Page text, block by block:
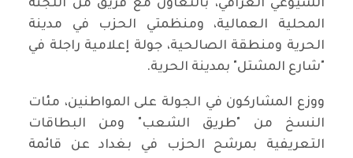
الشيوعي العراقي، بالتعاون مع فريق من اللجنة
المحلية العمالية، ومنظمتي الحزب في مدينة
الحرية ومنطقة الصالحية، جولة إعلامية راجلة في
"شارع المشتل" بمدينة الحرية.
ووزع المشاركون في الجولة على المواطنين، مئات
النسخ من "طريق الشعب" ومن البطاقات
التعريفية بمرشح الحزب في بغداد عن قائمة